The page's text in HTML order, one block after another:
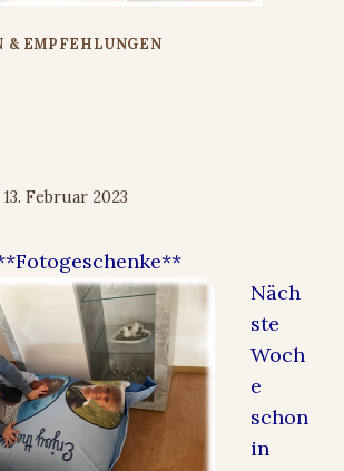
& EMPFEHLUNGEN
13. Februar 2023
Näch
ste
Woch
e
schon
in